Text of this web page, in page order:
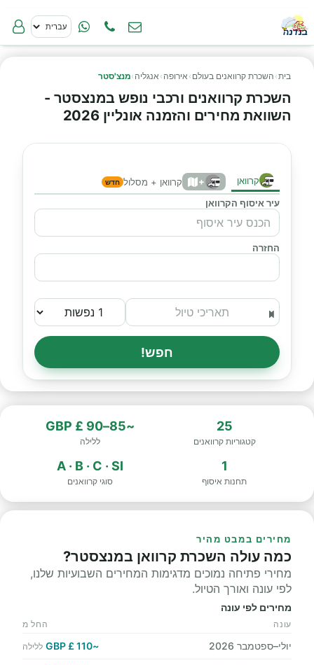
בית› השכרת קרוואנים בעולם › אירופה › אנגליה ›מנצ'סטר
השכרת קרוואנים ורכבי נופש במנצסטר -
השוואת מחירים והזמנה אונליין 2026
קרוואן + קרוואן + מסלול חדש
עיר איסוף הקרוואן
החזרה
חפש!
25
קטגוריות קרוואנים
~85–90 £ GBP
ללילה
1
תחנות איסוף
A · B · C · SI
סוגי קרוואנים
מחירים במבט מהיר
כמה עולה השכרת קרוואן במנצסטר?
מחירי פתיחה נמוכים מדגימות המחירים השבועיות שלנו,
לפי עונה ואורך הטיול.
מחירים לפי עונה
עונה החל מ
יולי–ספטמבר 2026 ~110 £ GBP ללילה